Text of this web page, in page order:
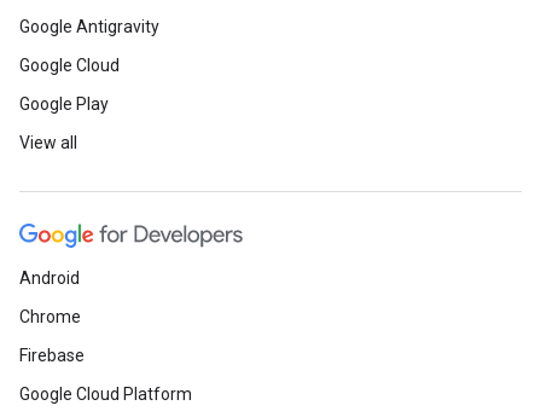
Google Antigravity
Google Cloud
Google Play
View all
Android
Chrome
Firebase
Google Cloud Platform